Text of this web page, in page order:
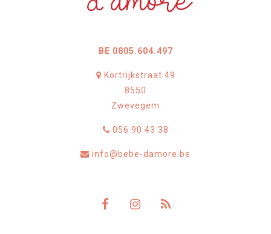
BE 0805.604.497
Kortrijkstraat 49
8550
Zwevegem
056 90 43 38
info@bebe-damore.be